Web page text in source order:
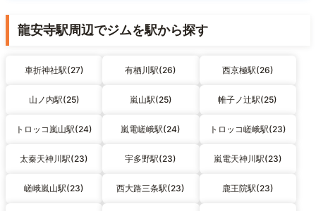
龍安寺駅周辺でジムを駅から探す
車折神社駅(27) 有栖川駅(26) 西京極駅(26)
山ノ内駅(25) 嵐山駅(25) 帷子ノ辻駅(25)
トロッコ嵐山駅(24) 嵐電嵯峨駅(24) トロッコ嵯峨駅(23)
太秦天神川駅(23) 宇多野駅(23) 嵐電天神川駅(23)
嵯峨嵐山駅(23) 西大路三条駅(23) 鹿王院駅(23)